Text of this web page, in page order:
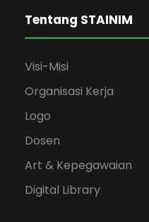
Tentang STAINIM
Visi-Misi
Organisasi Kerja
Logo
Dosen
Art & Kepegawaian
Digital Library